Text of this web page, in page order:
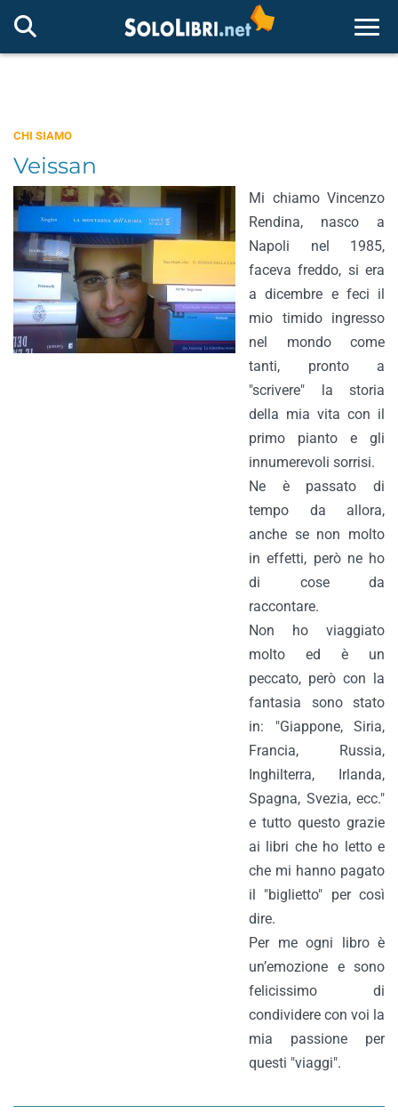
CHI SIAMO
Veissan
Mi chiamo Vincenzo
Rendina, nasco a
Napoli nel 1985,
faceva freddo, si era
a dicembre e feci il
mio timido ingresso
nel mondo come
tanti, pronto a
"scrivere" la storia
della mia vita con il
primo pianto e gli
innumerevoli sorrisi.
Ne è passato di
tempo da allora,
anche se non molto
in effetti, però ne ho
di cose da
raccontare.
Non ho viaggiato
molto ed è un
peccato, però con la
fantasia sono stato
in: "Giappone, Siria,
Francia, Russia,
Inghilterra, Irlanda,
Spagna, Svezia, ecc."
e tutto questo grazie
ai libri che ho letto e
che mi hanno pagato
il "biglietto" per così
dire.
Per me ogni libro è
un’emozione e sono
felicissimo di
condividere con voi la
mia passione per
questi "viaggi".